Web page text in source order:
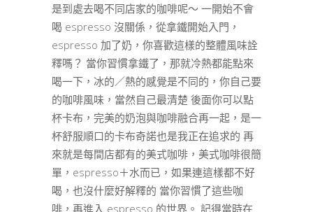
是到處去喝不同店家的咖啡呢～ 一開始不會
喝 espresso 沒關係，從拿鐵開始入門，
espresso 加了奶，你喜歡這樣的整體風味詮
釋嗎？ 當你習慣拿鐵了，那就冷熱都能點來
喝一下，冰的／熱的感覺是不同的，你自己要
的咖啡風味，當然自己最清楚 後面你可以點
杯卡布，完美的奶泡與咖啡融合再一起，是一
杯舒服順口的卡布奇諾也是我正在追求的 再
來就是每間店都有的美式咖啡，美式咖啡很簡
單，espresso＋水而已，如果連這樣都不好
喝，也沒什麼好解釋的 當你習慣了這些咖
啡，再進入 espresso 的世界。 記得當時在